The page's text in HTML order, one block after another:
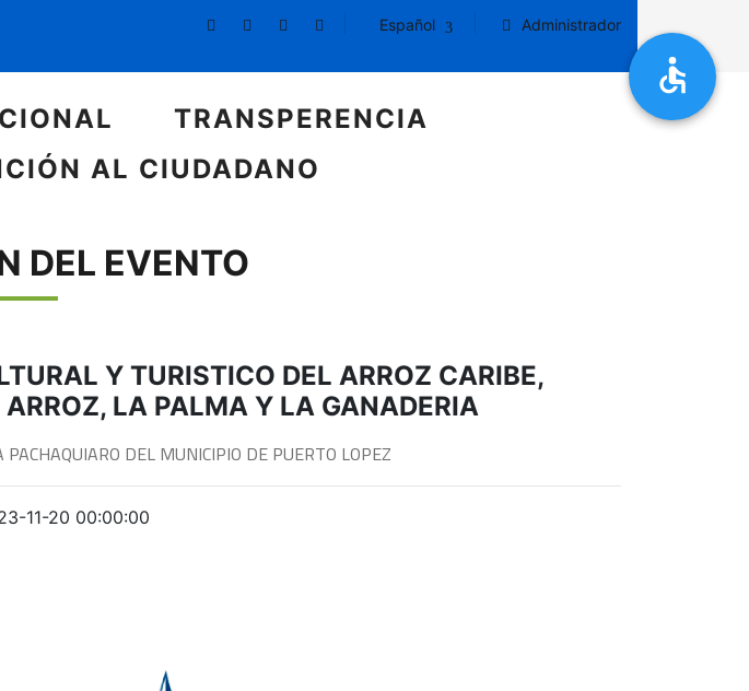
Español Administrador
TRANSPERENCIA
AL CIUDADANO
DEL EVENTO
Y TURISTICO DEL ARROZ CARIBE,
ARROZ, LA PALMA Y LA GANADERIA
DEL MUNICIPIO DE PUERTO LOPEZ
11-20 00:00:00